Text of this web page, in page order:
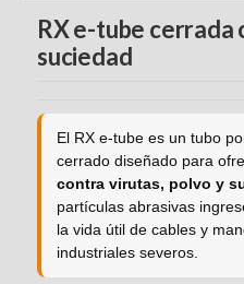
Cadenas
Iglidur
Guías Lineales
Perfil W
RX e-tube cerrada
suciedad
El RX e-tube es un tubo
cerrado diseñado para
contra virutas, polvo y
partículas abrasivas
la vida útil de cables y
industriales severos.